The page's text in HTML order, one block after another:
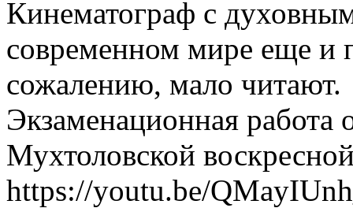
Кинематограф с
современном мире еще и
сожалению, мало читают.
Экзаменационная работа
Мухтоловской
https://youtu.be/